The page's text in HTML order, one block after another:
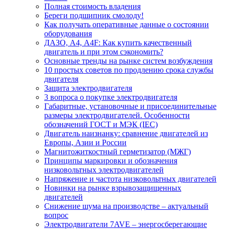
Полная стоимость владения
Береги подшипник смолоду!
Как получать оперативные данные о состоянии
оборудования
ДАЗО, А4, А4F: Как купить качественный
двигатель и при этом сэкономить?
Основные тренды на рынке систем возбуждения
10 простых советов по продлению срока службы
двигателя
Защита электродвигателя
3 вопроса о покупке электродвигателя
Габаритные, установочные и присоединительные
размеры электродвигателей. Особенности
обозначений ГОСТ и МЭК (IEC)
Двигатель наизнанку: сравнение двигателей из
Европы, Азии и России
Магнитожиткостный герметизатор (МЖГ)
Принципы маркировки и обозначения
низковольтных электродвигателей
Напряжение и частота низковольтных двигателей
Новинки на рынке взрывозащищенных
двигателей
Снижение шума на производстве – актуальный
вопрос
Электродвигатели 7AVE – энергосберегающие